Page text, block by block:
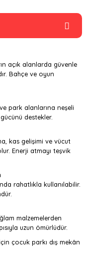
açık alanlarda güvenle
Bahçe ve oyun
park alanlarına neşeli
destekler.
kas gelişimi ve vücut
Enerji atmayı teşvik
rahatlıkla kullanılabilir.
malzemelerden
uzun ömürlüdür.